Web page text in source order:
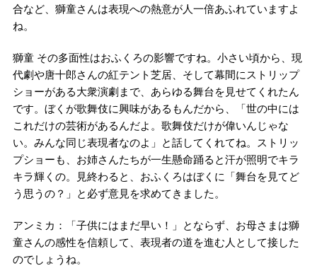
合など、獅童さんは表現への熱意が人一倍あふれていますよ
ね。
獅童 その多面性はおふくろの影響ですね。小さい頃から、現
代劇や唐十郎さんの紅テント芝居、そして幕間にストリップ
ショーがある大衆演劇まで、あらゆる舞台を見せてくれたん
です。ぼくが歌舞伎に興味があるもんだから、「世の中には
これだけの芸術があるんだよ。歌舞伎だけが偉いんじゃな
い。みんな同じ表現者なのよ」と話してくれてね。ストリッ
プショーも、お姉さんたちが一生懸命踊ると汗が照明でキラ
キラ輝くの。見終わると、おふくろはぼくに「舞台を見てど
う思うの？」と必ず意見を求めてきました。
アンミカ：「子供にはまだ早い！」とならず、お母さまは獅
童さんの感性を信頼して、表現者の道を進む人として接した
のでしょうね。